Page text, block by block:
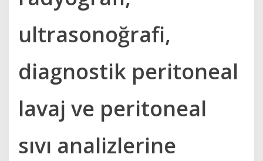
ultrasonoğrafi,
diagnostik peritoneal
lavaj ve peritoneal
sıvı analizlerine